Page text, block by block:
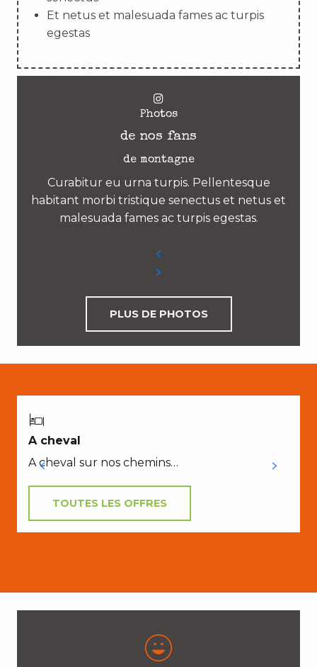
Et netus et malesuada fames ac turpis
egestas
Photos
de nos fans
de montagne
Curabitur eu urna turpis. Pellentesque
habitant morbi tristique senectus et netus et
malesuada fames ac turpis egestas.
PLUS DE PHOTOS
A cheval
A cheval sur nos chemins…
TOUTES LES OFFRES